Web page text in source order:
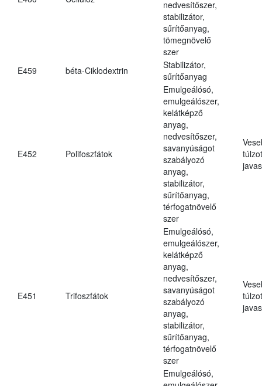
nedvesítőszer,
stabilizátor,
sűrítőanyag,
tömegnövelő
szer
E459
béta-Ciklodextrin
Stabilizátor,
sűrítőanyag
E452 Polifoszfátok
Emulgeálósó,
emulgeálószer,
kelátképző
anyag,
nedvesítőszer,
savanyúságot
szabályozó
anyag,
stabilizátor,
sűrítőanyag,
térfogatnövelő
szer
E451 Trifoszfátok
Emulgeálósó,
emulgeálószer,
kelátképző
anyag,
nedvesítőszer,
savanyúságot
szabályozó
anyag,
stabilizátor,
sűrítőanyag,
térfogatnövelő
szer
Emulgeálósó,